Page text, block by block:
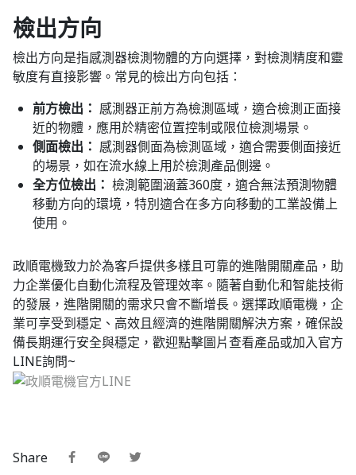
檢出方向
檢出方向是指感測器檢測物體的方向選擇，對檢測精度和靈
敏度有直接影響。常見的檢出方向包括：
前方檢出： 感測器正前方為檢測區域，適合檢測正面接
近的物體，應用於精密位置控制或限位檢測場景。
側面檢出： 感測器側面為檢測區域，適合需要側面接近
的場景，如在流水線上用於檢測產品側邊。
全方位檢出： 檢測範圍涵蓋360度，適合無法預測物體
移動方向的環境，特別適合在多方向移動的工業設備上
使用。
政順電機致力於為客戶提供多樣且可靠的進階開關產品，助
力企業優化自動化流程及管理效率。隨著自動化和智能技術
的發展，進階開關的需求只會不斷增長。選擇政順電機，企
業可享受到穩定、高效且經濟的進階開關解決方案，確保設
備長期運行安全與穩定，歡迎點擊圖片查看產品或加入官方
LINE詢問~
Share